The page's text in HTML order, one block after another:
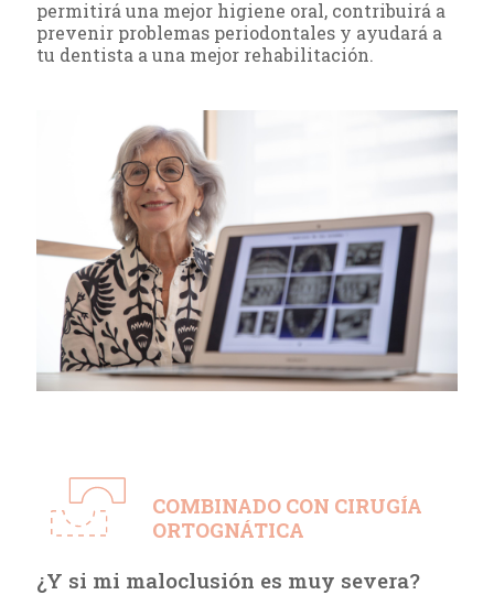
permitirá una mejor higiene oral, contribuirá a
prevenir problemas periodontales y ayudará a
tu dentista a una mejor rehabilitación.
COMBINADO CON CIRUGÍA
ORTOGNÁTICA
¿Y si mi maloclusión es muy severa?